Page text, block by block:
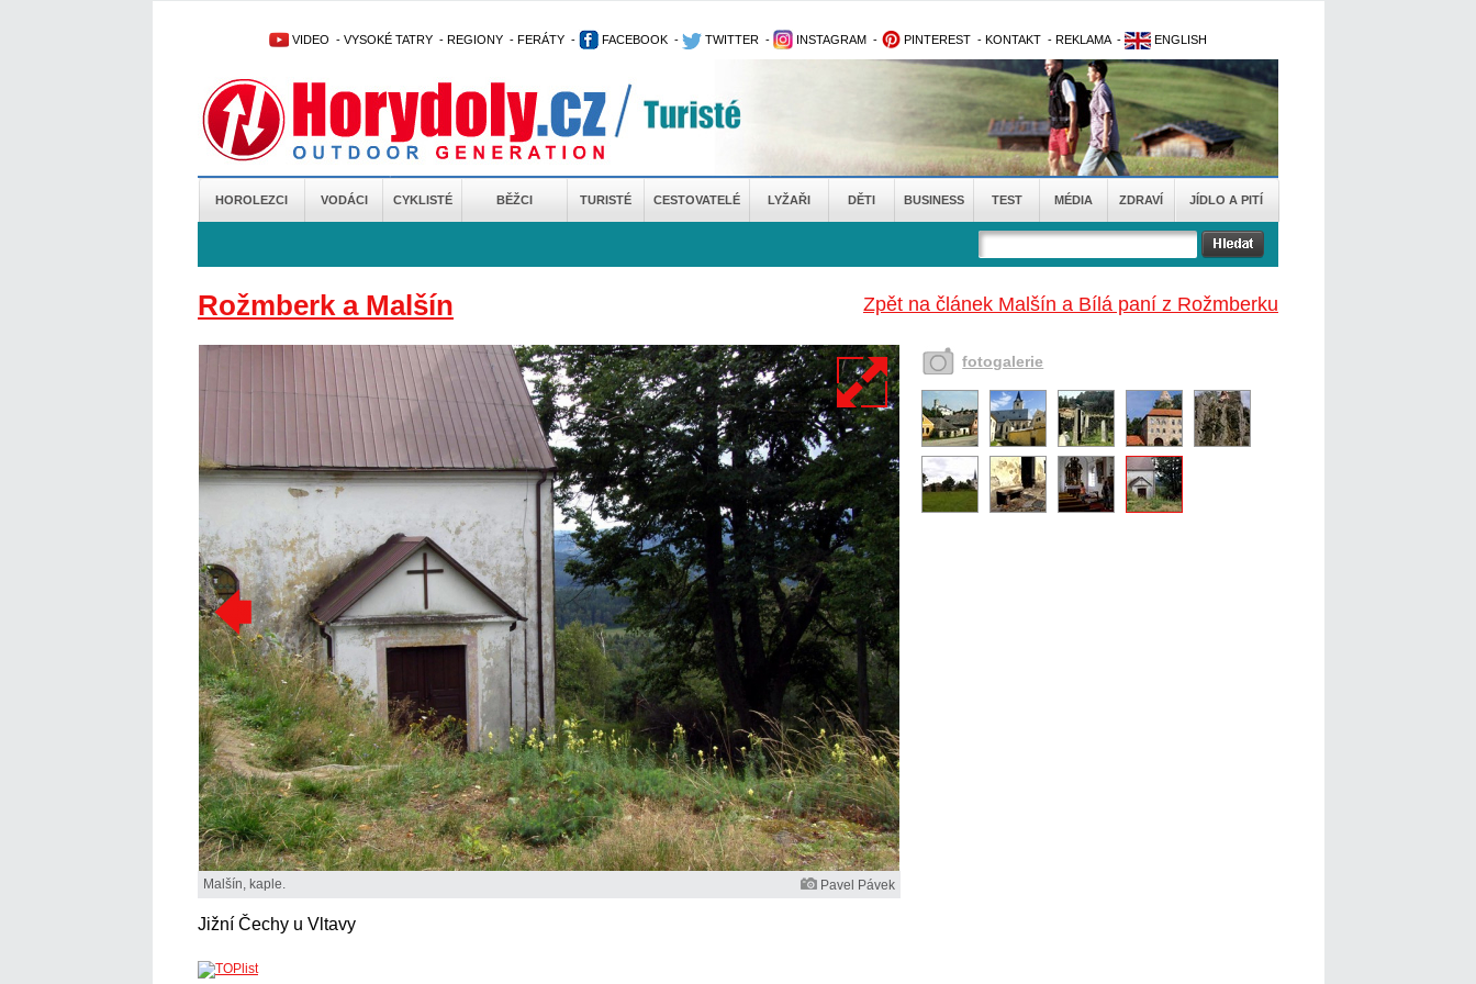
VIDEO - VYSOKÉ TATRY - REGIONY - FERÁTY - FACEBOOK - TWITTER - INSTAGRAM - PINTEREST - KONTAKT - REKLAMA - ENGLISH
HOROLEZCI VODÁCI CYKLISTÉ BĚŽCI TURISTÉ CESTOVATELÉ LYŽAŘI DĚTI BUSINESS TEST MÉDIA ZDRAVÍ JÍDLO A PITÍ
Zpět na článek Malšín a Bílá paní z Rožmberku
Rožmberk a Malšín
Malšín, kaple. Pavel Pávek
Jižní Čechy u Vltavy
fotogalerie